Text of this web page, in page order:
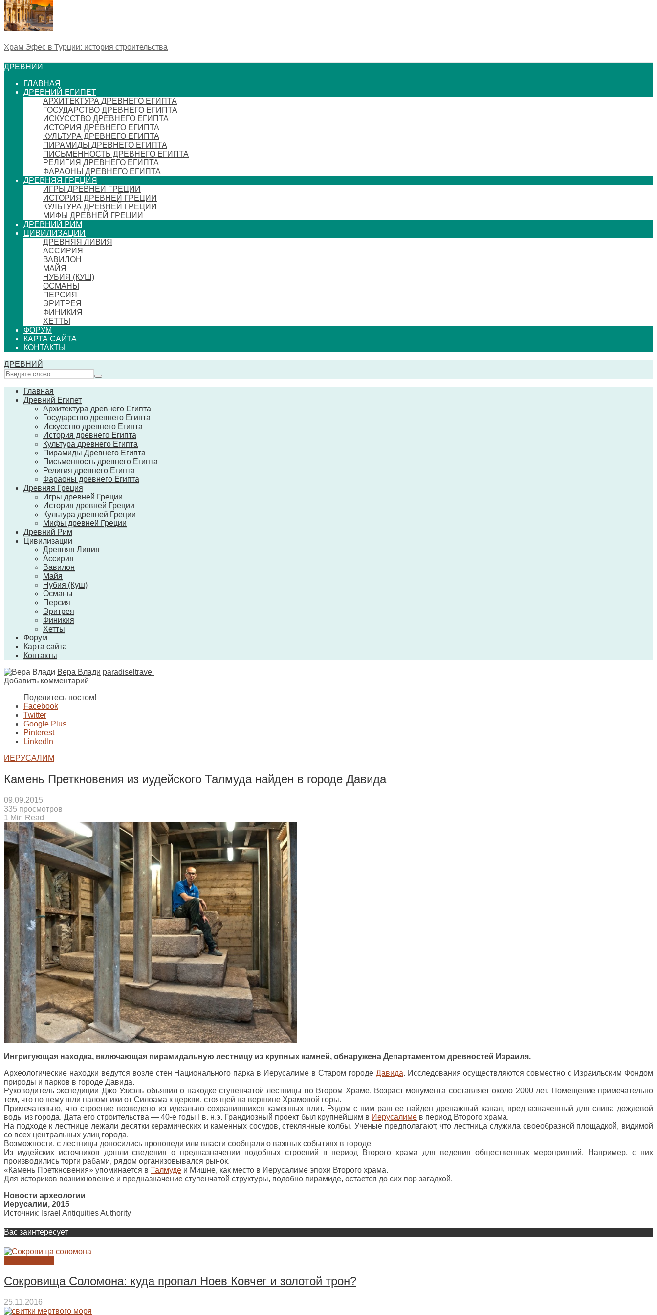
Храм Эфес в Турции: история строительства
ДРЕВНИЙ
ГЛАВНАЯ
ДРЕВНИЙ ЕГИПЕТ
АРХИТЕКТУРА ДРЕВНЕГО ЕГИПТА
ГОСУДАРСТВО ДРЕВНЕГО ЕГИПТА
ИСКУССТВО ДРЕВНЕГО ЕГИПТА
ИСТОРИЯ ДРЕВНЕГО ЕГИПТА
КУЛЬТУРА ДРЕВНЕГО ЕГИПТА
ПИРАМИДЫ ДРЕВНЕГО ЕГИПТА
ПИСЬМЕННОСТЬ ДРЕВНЕГО ЕГИПТА
РЕЛИГИЯ ДРЕВНЕГО ЕГИПТА
ФАРАОНЫ ДРЕВНЕГО ЕГИПТА
ДРЕВНЯЯ ГРЕЦИЯ
ИГРЫ ДРЕВНЕЙ ГРЕЦИИ
ИСТОРИЯ ДРЕВНЕЙ ГРЕЦИИ
КУЛЬТУРА ДРЕВНЕЙ ГРЕЦИИ
МИФЫ ДРЕВНЕЙ ГРЕЦИИ
ДРЕВНИЙ РИМ
ЦИВИЛИЗАЦИИ
ДРЕВНЯЯ ЛИВИЯ
АССИРИЯ
ВАВИЛОН
МАЙЯ
НУБИЯ (КУШ)
ОСМАНЫ
ПЕРСИЯ
ЭРИТРЕЯ
ФИНИКИЯ
ХЕТТЫ
ФОРУМ
КАРТА САЙТА
КОНТАКТЫ
ДРЕВНИЙ
Главная
Древний Египет
Архитектура древнего Египта
Государство древнего Египта
Искусство древнего Египта
История древнего Египта
Культура древнего Египта
Пирамиды Древнего Египта
Письменность древнего Египта
Религия древнего Египта
Фараоны древнего Египта
Древняя Греция
Игры древней Греции
История древней Греции
Культура древней Греции
Мифы древней Греции
Древний Рим
Цивилизации
Древняя Ливия
Ассирия
Вавилон
Майя
Нубия (Куш)
Османы
Персия
Эритрея
Финикия
Хетты
Форум
Карта сайта
Контакты
Вера Влади paradiseltravel
Добавить комментарий
Поделитесь постом!
Facebook
Twitter
Google Plus
Pinterest
LinkedIn
ИЕРУСАЛИМ
Камень Преткновения из иудейского Талмуда найден в городе Давида
09.09.2015
335 просмотров
1 Min Read
Ингригующая находка, включающая пирамидальную лестницу из крупных камней, обнаружена Департаментом древностей Израиля.
Археологические находки ведутся возле стен Национального парка в Иерусалиме в Старом городе Давида. Исследования осуществляются совместно с Израильским Фондом
природы и парков в городе Давида.
Руководитель экспедиции Джо Узиэль объявил о находке ступенчатой лестницы во Втором Храме. Возраст монумента составляет около 2000 лет. Помещение примечательно
тем, что по нему шли паломники от Силоама к церкви, стоящей на вершине Храмовой горы.
Примечательно, что строение возведено из идеально сохранившихся каменных плит. Рядом с ним раннее найден дренажный канал, предназначенный для слива дождевой
воды из города. Дата его строительства — 40-е годы I в. н.э. Грандиозный проект был крупнейшим в Иерусалиме в период Второго храма.
На подходе к лестнице лежали десятки керамических и каменных сосудов, стеклянные колбы. Ученые предполагают, что лестница служила своеобразной площадкой, видимой
со всех центральных улиц города.
Возможности, с лестницы доносились проповеди или власти сообщали о важных событиях в городе.
Из иудейских источников дошли сведения о предназначении подобных строений в период Второго храма для ведения общественных мероприятий. Например, с них
производились торги рабами, рядом организовывался рынок.
«Камень Преткновения» упоминается в Талмуде и Мишне, как место в Иерусалиме эпохи Второго храма.
Для историков возникновение и предназначение ступенчатой структуры, подобно пирамиде, остается до сих пор загадкой.
Новости археологии
Иерусалим, 2015
Источник: Israel Antiquities Authority
Вас заинтересует
Сокровища Соломона: куда пропал Ноев Ковчег и золотой трон?
25.11.2016